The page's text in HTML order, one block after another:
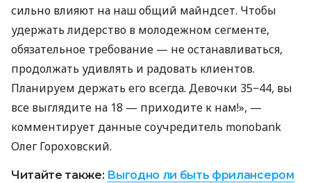
сильно влияют на наш общий майндсет. Чтобы
удержать лидерство в молодежном сегменте,
обязательное требование — не останавливаться,
продолжать удивлять и радовать клиентов.
Планируем держать его всегда. Девочки 35−44, вы
все выглядите на 18 — приходите к нам!», —
комментирует данные соучредитель monobank
Олег Гороховский.
Читайте также: Выгодно ли быть фрилансером